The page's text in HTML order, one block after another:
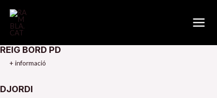
contingut
DJs i Punxadiscos
tornar a Management
REIG BORD PD
+ informació
DJORDI